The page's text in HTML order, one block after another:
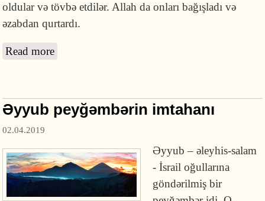
oldular və tövbə etdilər. Allah da onları bağışladı və
əzabdan qurtardı.
Read more
Əyyub peyğəmbərin imtahanı
02.04.2019
Əyyub – əleyhis-salam
- İsrail oğullarına
göndərilmiş bir